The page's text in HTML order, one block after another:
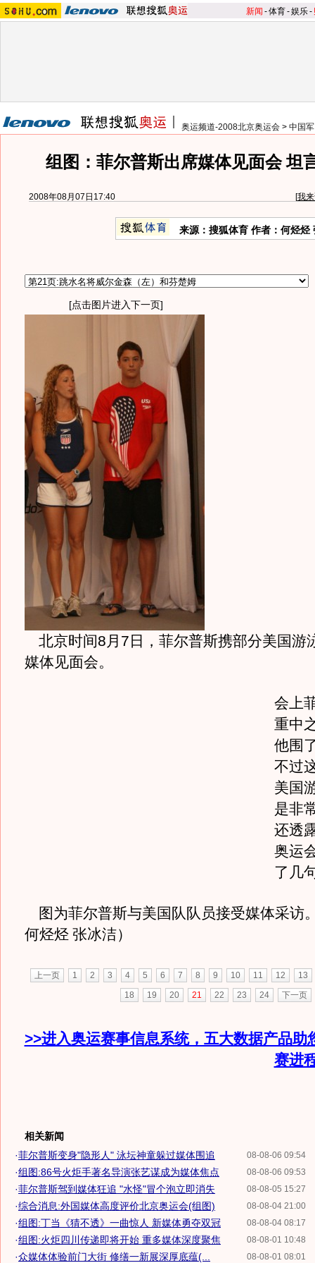
新闻 -体育-娱乐-
奥运频道-2008北京奥运会 > 中国
组图：菲尔普斯出席媒体见面会 坦
2008年08月07日17:40 [我
来源：搜狐体育 作者：何烃烃
[点击图片进入下一页]
北京时间8月 7 日 ，菲尔普斯携部分美国游
媒体见面会。
会上
重中
他围
不过
美国
是非
还透
奥运
了几
图为菲尔普斯与美国队队员接受媒体采访
何烃烃 张冰洁）
上一页 1 2 3 4 5 6 7 8 9 10 11 12
13
18
19 20 21 22 23 24 下一页
>>进入奥运赛事信息系统，五大数据产品助
赛进
相关新闻
08-08-06 09:54
·菲尔普斯变身"隐形人" 泳坛神童躲过媒体围追
08-08-06 09:53
·组图:86号火炬手著名导演张艺谋成为媒体焦点
08-08-05 15:27
·菲尔普斯驾到媒体狂追 "水怪"冒个泡立即消失
08-08-04 21:00
·综合消息:外国媒体高度评价北京奥运会(组图)
08-08-04 08:17
·组图:丁当《猜不透》一曲惊人 新媒体勇夺双冠
08-08-01 10:48
·组图:火炬四川传递即将开始 重多媒体深度聚焦
08-08-01 08:01
·众媒体体验前门大街 修缮一新展深厚底蕴(...